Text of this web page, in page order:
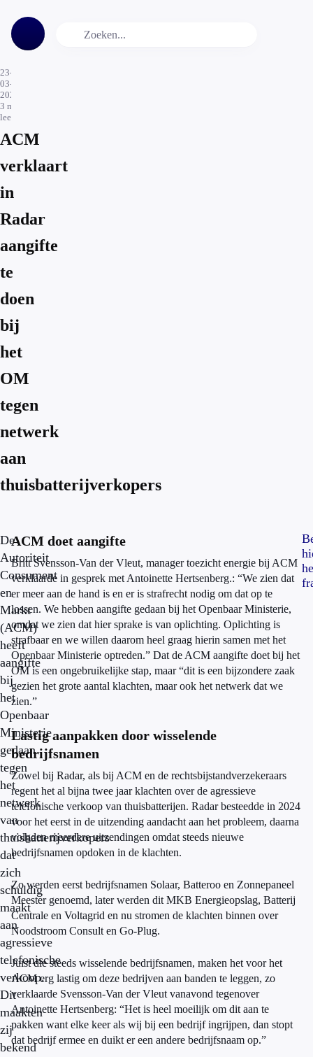
23-
03-
2026
3 min.
leestijd
ACM
verklaart
in
Radar
aangifte
te
doen
bij
het
OM
tegen
netwerk
aan
thuisbatterijverkopers
De
Autoriteit
Consument
en
Markt
(ACM)
heeft
aangifte
bij
het
Openbaar
Ministerie
gedaan
tegen
het
netwerk
van
thuisbatterijverkopers
dat
zich
schuldig
maakt
aan
agressieve
telefonische
verkoop.
Dit
maakten
zij
bekend
ACM doet aangifte
Britt Svensson-Van der Vleut, manager toezicht energie bij ACM
verklaarde in gesprek met Antoinette Hertsenberg.: “We zien dat
er meer aan de hand is en er is strafrecht nodig om dat op te
lossen. We hebben aangifte gedaan bij het Openbaar Ministerie,
omdat we zien dat hier sprake is van oplichting. Oplichting is
strafbaar en we willen daarom heel graag hierin samen met het
Openbaar Ministerie optreden.” Dat de ACM aangifte doet bij het
OM is een ongebruikelijke stap, maar “dit is een bijzondere zaak
gezien het grote aantal klachten, maar ook het netwerk dat we
zien.”
Lastig aanpakken door wisselende
bedrijfsnamen
Zowel bij Radar, als bij ACM en de rechtsbijstandverzekeraars
regent het al bijna twee jaar klachten over de agressieve
telefonische verkoop van thuisbatterijen. Radar besteedde in 2024
voor het eerst in de uitzending aandacht aan het probleem, daarna
volgden meerdere uitzendingen omdat steeds nieuwe
bedrijfsnamen opdoken in de klachten.
Zo werden eerst bedrijfsnamen Solaar, Batteroo en Zonnepaneel
Meester genoemd, later werden dit MKB Energieopslag, Batterij
Centrale en Voltagrid en nu stromen de klachten binnen over
Noodstroom Consult en Go-Plug.
Juist die steeds wisselende bedrijfsnamen, maken het voor het
ACM erg lastig om deze bedrijven aan banden te leggen, zo
verklaarde Svensson-Van der Vleut vanavond tegenover
Antoinette Hertsenberg: “Het is heel moeilijk om dit aan te
pakken want elke keer als wij bij een bedrijf ingrijpen, dan stopt
dat bedrijf ermee en duikt er een andere bedrijfsnaam op.”